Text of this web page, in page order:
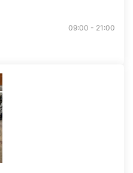
09:00 - 21:00